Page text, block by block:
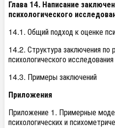
Глава 14. Написание
психологического
14.1. Общий подход к оценке
14.2. Структура заключения по
психологического исследования
14.3. Примеры заключений
Приложения
Приложение 1. Примерные
психологических и